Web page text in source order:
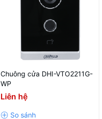
Chuông cửa DHI-VTO2211G-
WP
Liên hệ